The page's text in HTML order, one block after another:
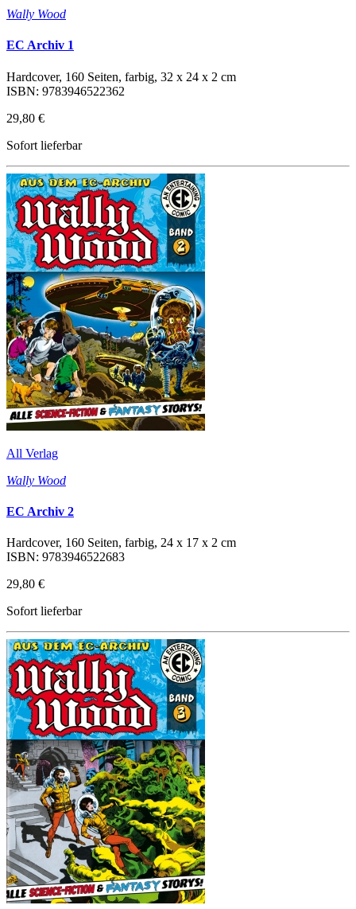
Wally Wood
EC Archiv 1
Hardcover, 160 Seiten, farbig, 32 x 24 x 2 cm
ISBN: 9783946522362
29,80 €
Sofort lieferbar
All Verlag
Wally Wood
EC Archiv 2
Hardcover, 160 Seiten, farbig, 24 x 17 x 2 cm
ISBN: 9783946522683
29,80 €
Sofort lieferbar